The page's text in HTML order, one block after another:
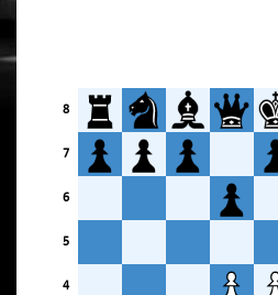
8
7
6
5
4